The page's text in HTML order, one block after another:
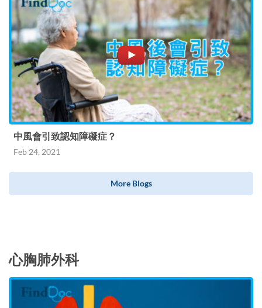
中風會引致認知障礙症？
Feb 24, 2021
More Blogs
心胸肺外科